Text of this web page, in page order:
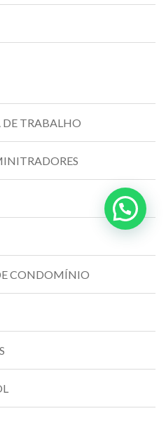
TRABALHO
CONDOMÍNIO